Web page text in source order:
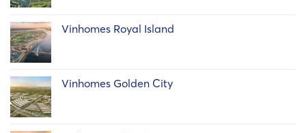
Vinhomes Royal Island
Vinhomes Golden City